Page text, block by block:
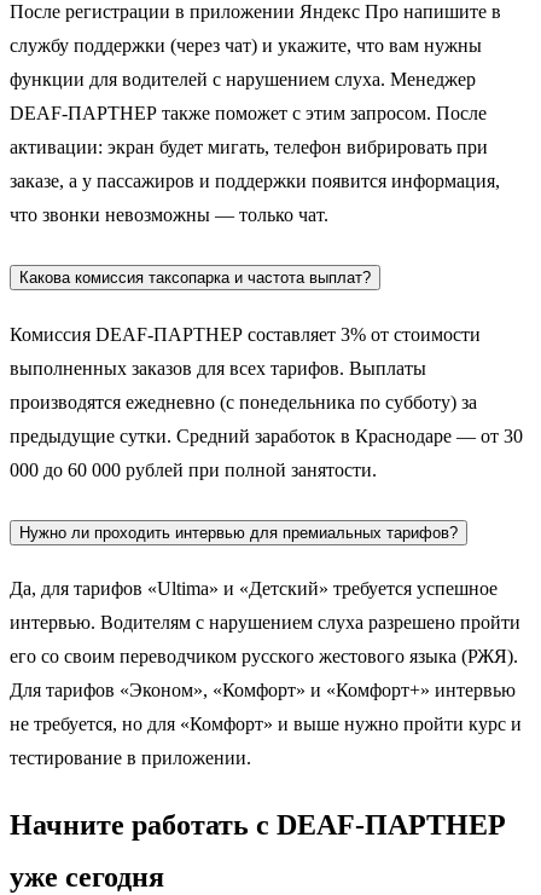
После регистрации в приложении Яндекс Про напишите в
службу поддержки (через чат) и укажите, что вам нужны
функции для водителей с нарушением слуха. Менеджер
DEAF-ПАРТНЕР также поможет с этим запросом. После
активации: экран будет мигать, телефон вибрировать при
заказе, а у пассажиров и поддержки появится информация,
что звонки невозможны — только чат.
Какова комиссия таксопарка и частота выплат?
Комиссия DEAF-ПАРТНЕР составляет 3% от стоимости
выполненных заказов для всех тарифов. Выплаты
производятся ежедневно (с понедельника по субботу) за
предыдущие сутки. Средний заработок в Краснодаре — от 30
000 до 60 000 рублей при полной занятости.
Нужно ли проходить интервью для премиальных тарифов?
Да, для тарифов «Ultima» и «Детский» требуется успешное
интервью. Водителям с нарушением слуха разрешено пройти
его со своим переводчиком русского жестового языка (РЖЯ).
Для тарифов «Эконом», «Комфорт» и «Комфорт+» интервью
не требуется, но для «Комфорт» и выше нужно пройти курс и
тестирование в приложении.
Начните работать с DEAF-ПАРТНЕР
уже сегодня